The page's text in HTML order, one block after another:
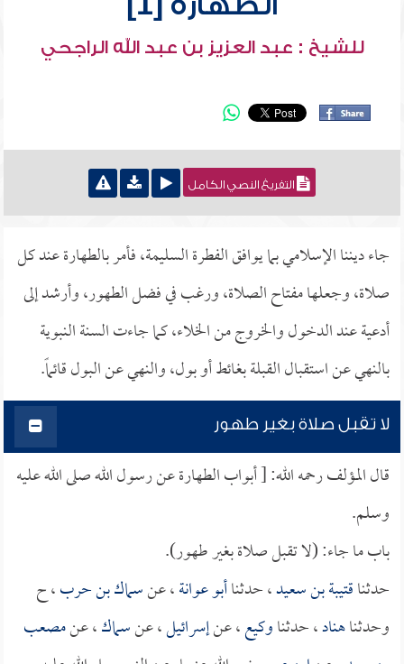
للشيخ : عبد العزيز بن عبد الله الراجحي
التفريغ النصي الكامل
جاء ديننا الإسلامي بما يوافق الفطرة السليمة، فأمر بالطهارة عند كل
صلاة، وجعلها مفتاح الصلاة، ورغب في فضل الطهور، وأرشد إلى
أدعية عند الدخول والخروج من الخلاء، كما جاءت السنة النبوية
بالنهي عن استقبال القبلة بغائط أو بول، والنهي عن البول قائماً.
لا تقبل صلاة بغير طهور
قال المؤلف رحمه الله: [ أبواب الطهارة عن رسول الله صلى الله عليه
وسلم.
باب ما جاء: (لا تقبل صلاة بغير طهور).
حدثناقتيبة بن سعيد، حدثناأبو عوانة، عنسماك بن حرب، ح
وحدثناهناد، حدثناوكيع، عنإسرائيل، عنسماك، عنمصعب